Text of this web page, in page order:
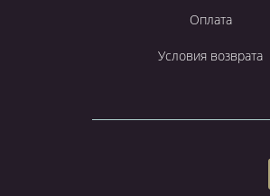
Оплата
Условия возврата